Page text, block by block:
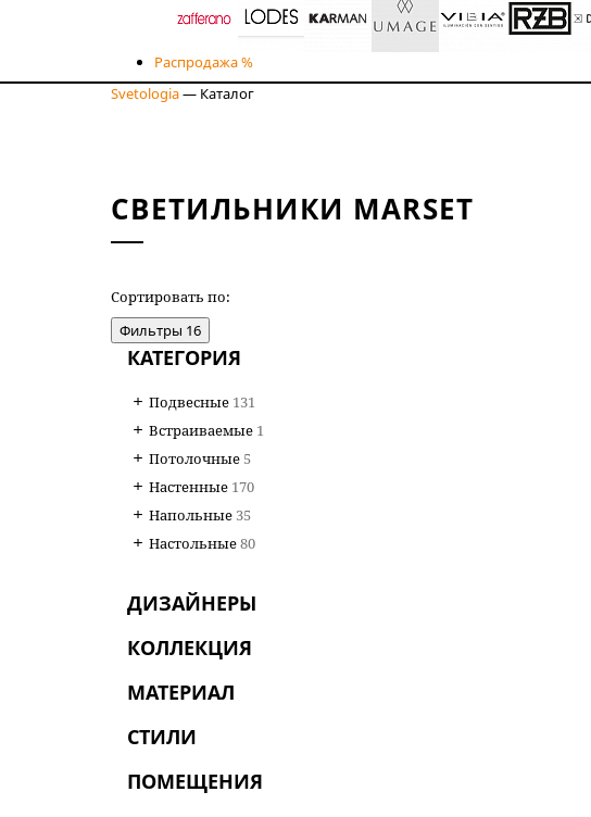
Распродажа %
Svetologia— Каталог
СВЕТИЛЬНИКИ MARSET
Сортировать по:
Фильтры 16
КАТЕГОРИЯ
Подвесные 131
Встраиваемые 1
Потолочные 5
Настенные 170
Напольные 35
Настольные80
ДИЗАЙНЕРЫ
КОЛЛЕКЦИЯ
МАТЕРИАЛ
СТИЛИ
ПОМЕЩЕНИЯ